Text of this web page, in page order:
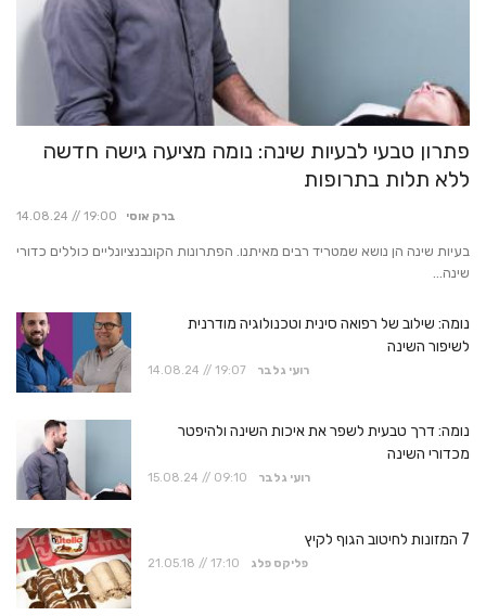
פתרון טבעי לבעיות שינה: נומה מציעה גישה חדשה
ללא תלות בתרופות
14.08.24 // 19:00 ברק אוסי
בעיות שינה הן נושא שמטריד רבים מאיתנו. הפתרונות הקונבנציונליים כוללים כדורי
שינה...
נומה: שילוב של רפואה סינית וטכנולוגיה מודרנית
לשיפור השינה
14.08.24 // 19:07 רועי גלבר
נומה: דרך טבעית לשפר את איכות השינה ולהיפטר
מכדורי השינה
15.08.24 // 09:10 רועי גלבר
7 המזונות לחיטוב הגוף לקיץ
21.05.18 // 17:10 פליקס פלג